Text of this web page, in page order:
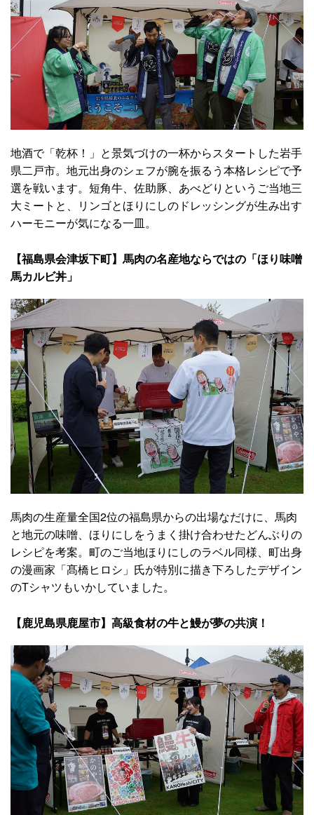
地酒で「乾杯！」と景気づけの一杯からスタートした岩手
県二戸市。地元出身のシェフが腕を振るう本格レシピで予
選を戦います。短角牛、佐助豚、あべどりというご当地三
大ミートと、リンゴとほりにしのドレッシングが生み出す
ハーモニーが気になる一皿。
【福島県会津坂下町】馬肉の名産地ならではの「ほり味噌
馬カルビ丼」
馬肉の生産量全国2位の福島県からの出場なだけに、馬肉
と地元の味噌、ほりにしをうまく掛け合わせたどんぶりの
レシピを考案。町のご当地ほりにしのラベル同様、町出身
の漫画家「髙橋ヒロシ」氏が特別に描き下ろしたデザイン
のTシャツもいかしていました。
【鹿児島県鹿屋市】高級食材の牛と鰻が夢の共演！